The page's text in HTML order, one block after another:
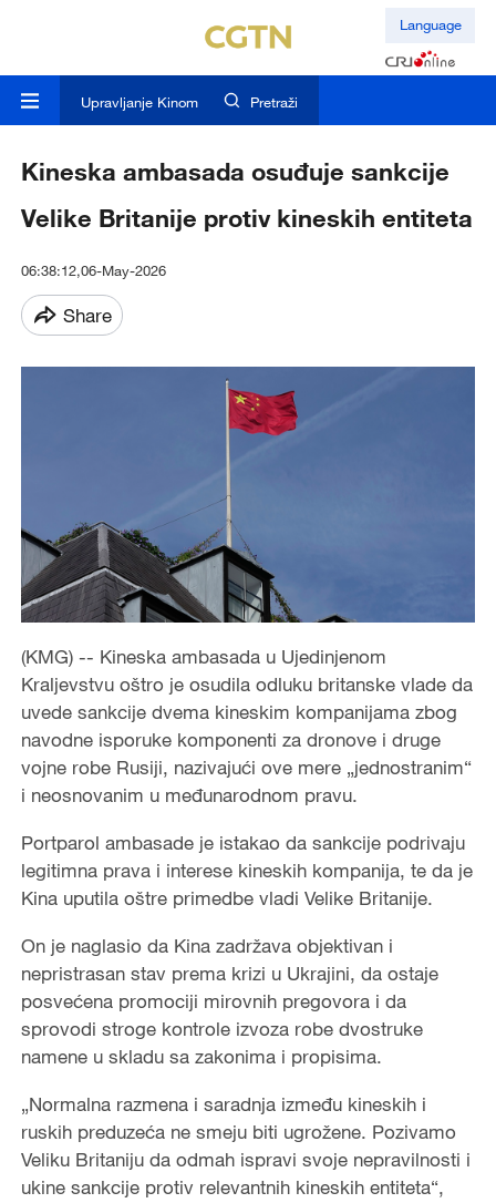
Language
Upravljanje Kinom Pretraži
Kineska ambasada osuđuje sankcije
Velike Britanije protiv kineskih entiteta
06:38:12,06-May-2026
Share
(KMG) -- Kineska ambasada u Ujedinjenom
Kraljevstvu oštro je osudila odluku britanske vlade da
uvede sankcije dvema kineskim kompanijama zbog
navodne isporuke komponenti za dronove i druge
vojne robe Rusiji, nazivajući ove mere „jednostranim“
i neosnovanim u međunarodnom pravu.
Portparol ambasade je istakao da sankcije podrivaju
legitimna prava i interese kineskih kompanija, te da je
Kina uputila oštre primedbe vladi Velike Britanije.
On je naglasio da Kina zadržava objektivan i
nepristrasan stav prema krizi u Ukrajini, da ostaje
posvećena promociji mirovnih pregovora i da
sprovodi stroge kontrole izvoza robe dvostruke
namene u skladu sa zakonima i propisima.
„Normalna razmena i saradnja između kineskih i
ruskih preduzeća ne smeju biti ugrožene. Pozivamo
Veliku Britaniju da odmah ispravi svoje nepravilnosti i
ukine sankcije protiv relevantnih kineskih entiteta“,